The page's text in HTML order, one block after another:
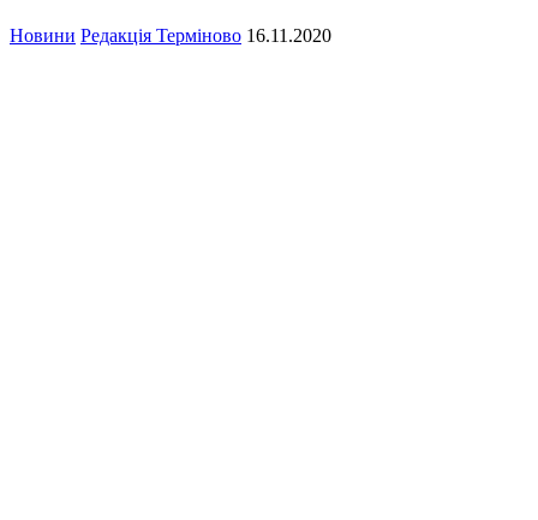
Новини Редакція Терміново 16.11.2020